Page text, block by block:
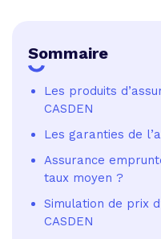
Sommaire
Les produits
CASDEN
Les garanties de
Assurance
taux moyen ?
Simulation de prix
CASDEN